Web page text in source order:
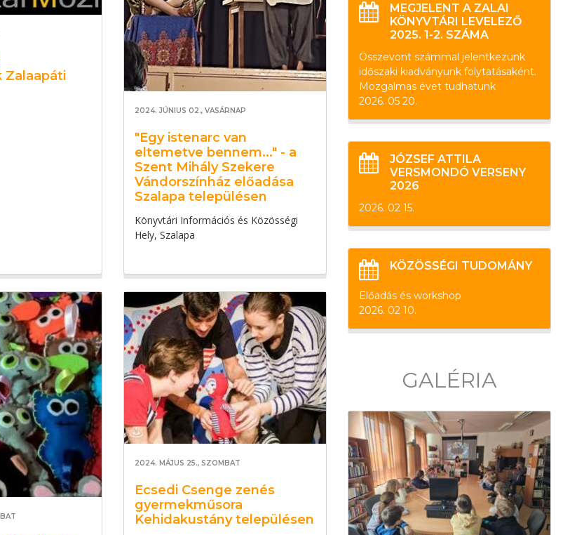
Zalaapáti
2024. JÚNIUS 02., VASÁRNAP
"Egy istenarc van
eltemetve bennem..." - a
Szent Mihály Szekere
Vándorszínház előadása
Szalapa településen
Könyvtári Információs és Közösségi
Hely, Szalapa
2024. MÁJUS 25., SZOMBAT
Ecsedi Csenge zenés
gyermekműsora
Kehidakustány településen
MEGJELENT A ZALAI
KÖNYVTÁRI LEVELEZŐ
2025. 1-2. SZÁMA
Összevont számmal jelentkezünk
időszaki kiadványunk folytatásaként.
Mozgalmas évet tudhatunk
2026. 05 20.
JÓZSEF ATTILA
VERSMONDÓ VERSENY
2026
2026. 02 15.
KÖZÖSSÉGI TUDOMÁNY
Előadás és workshop
2026. 02 10.
GALÉRIA